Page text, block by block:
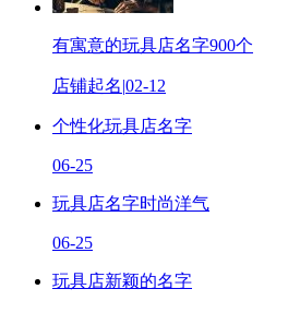
有寓意的玩具店名字900个
店铺起名|02-12
个性化玩具店名字
06-25
玩具店名字时尚洋气
06-25
玩具店新颖的名字